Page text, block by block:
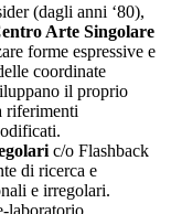
(dagli anni ‘80),
Arte Singolare
forme espressive e
coordinate
il proprio
riferimenti
c/o Flashback
di ricerca e
e irregolari.
laboratorio